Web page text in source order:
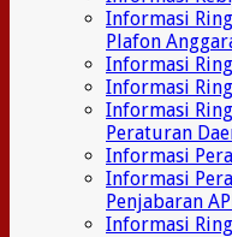
Informasi
Plafon
Informasi
Informasi
Informasi
Peraturan
Informasi
Informasi
Penjabaran
Informasi